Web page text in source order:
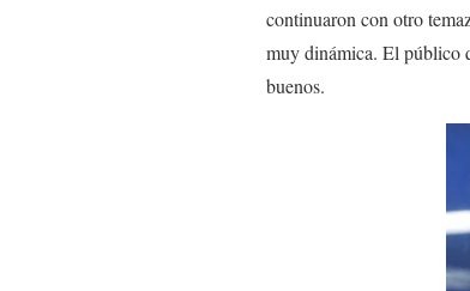
continuaron con otro
muy dinámica. El público
buenos.